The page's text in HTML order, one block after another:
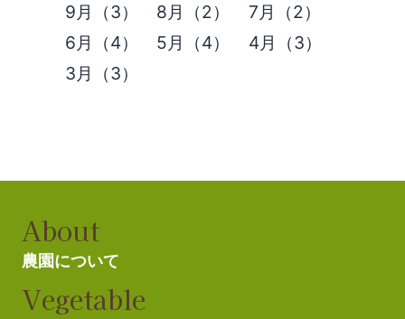
9月（3）
8月（2）
7月（2）
6月（4）
5月（4）
4月（3）
3月（3）
About
農園について
Vegetable